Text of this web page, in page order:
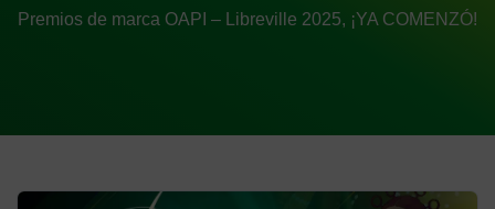
Premios de marca OAPI – Libreville 2025, ¡YA COMENZÓ!